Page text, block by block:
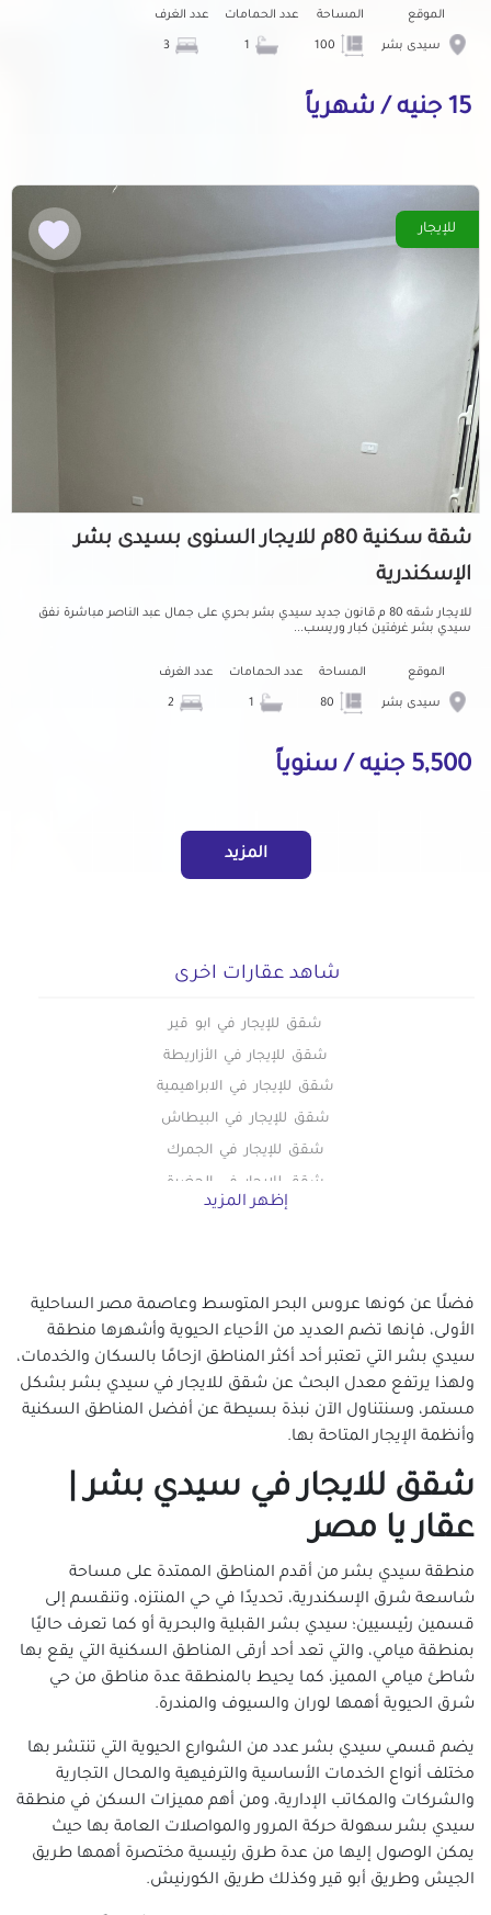
الموقع
سيدى بشر
المساحة عدد الحمامات عدد الغرف
15 جنيه / شهرياً
للإيجار
شقة سكنية 80م للايجار السنوى بسيدى بشر
الإسكندرية
للايجار شقه 80 م قانون جديد سيدي بشر بحري على جمال عبد الناصر مباشرة نفق
سيدي بشر غرفتين كبار وريسب...
الموقع
سيدى بشر
المساحة عدد الحمامات عدد الغرف
5,500 جنيه / سنوياً
المزيد
شاهد عقارات اخرى
شقق للإيجار في ابو قير
شقق للإيجار في الأزاريطة
شقق للإيجار في الابراهيمية
شقق للإيجار في البيطاش
شقق للإيجار في الجمرك
شقق للإيجار في الحضرة
شقق للإيجار في الدخيلة
شقق للإيجار في العامرية
شقق للإيجار في العجمي
شقق للإيجار في العصافرة
شقق للإيجار في العطارين
شقق للإيجار في الفلكي
شقق للإيجار في اللبان
شقق للإيجار في المعمورة
شقق للإيجار في المكس
شقق للإيجار في المنتزة
شقق للايجار بالمندرة
شقق للإيجار في المنشية
شقق للإيجار في الهانوفيل
شقق للإيجار في الورديان
شقق للايجار في باكوس
شقق للإيجار في بحرى والأنفوشى
شقق للإيجار في برج العرب الجديده
شقق للإيجار في برج العرب
شقق للإيجار في جاناكليس
إظهر المزيد
فضلًا عن كونها عروس البحر المتوسط وعاصمة مصر الساحلية
الأولى، فإنها تضم العديد من الأحياء الحيوية وأشهرها منطقة
سيدي بشر التي تعتبر أحد أكثر المناطق ازحامًا بالسكان والخدمات،
ولهذا يرتفع معدل البحث عن شقق للايجار في سيدي بشر بشكل
مستمر، وسنتناول الآن نبذة بسيطة عن أفضل المناطق السكنية
وأنظمة الإيجار المتاحة بها.
شقق للايجار في سيدي بشر |
عقار يا مصر
منطقة سيدي بشر من أقدم المناطق الممتدة على مساحة
شاسعة شرق الإسكندرية، تحديدًا في حي المنتزه، وتنقسم إلى
قسمين رئيسيين؛ سيدي بشر القبلية والبحرية أو كما تعرف حاليًا
بمنطقة ميامي، والتي تعد أحد أرقى المناطق السكنية التي يقع بها
شاطئ ميامي المميز، كما يحيط بالمنطقة عدة مناطق من حي
شرق الحيوية أهمها لوران والسيوف والمندرة.
يضم قسمي سيدي بشر عدد من الشوارع الحيوية التي تنتشر بها
مختلف أنواع الخدمات الأساسية والترفيهية والمحال التجارية
والشركات والمكاتب الإدارية، ومن أهم مميزات السكن في منطقة
سيدي بشر سهولة حركة المرور والمواصلات العامة بها حيث
يمكن الوصول إليها من عدة طرق رئيسية مختصرة أهمها طريق
الجيش وطريق أبو قير وكذلك طريق الكورنيش.